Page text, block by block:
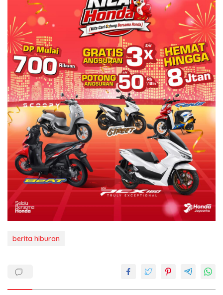
berita hiburan